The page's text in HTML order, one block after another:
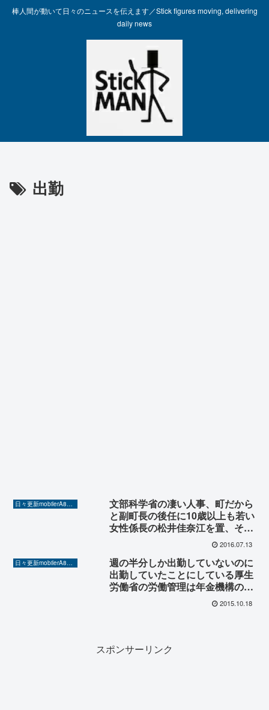
棒人間が動いて日々のニュースを伝えます／Stick figures moving, delivering
daily news
出勤
日々更新mobilerA8（Yahoo!ニュースを毎日ウォッチ）
文部科学省の凄い人事、町だから
と副町長の後任に10歳以上も若い
女性係長の松井佳奈江を置、そし
てメンタルで出勤拒否の愚かさ
2016.07.13
日々更新mobilerA8（Yahoo!ニュースを毎日ウォッチ）
週の半分しか出勤していないのに
出勤していたことにしている厚生
労働省の労働管理は年金機構の監
2015.10.18
スポンサーリンク